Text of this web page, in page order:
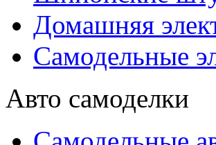
Домашняя
Самодельные
Авто самоделки